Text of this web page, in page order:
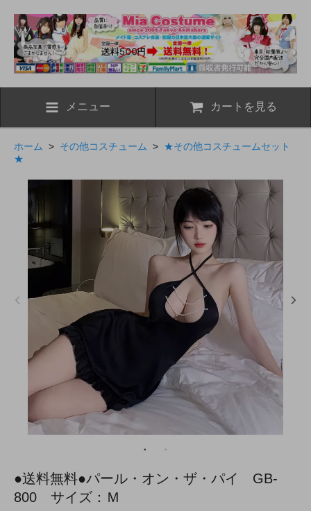
メニュー カートを見る
ホーム > その他コスチューム > ★その他コスチュームセット
★
●送料無料●パール・オン・ザ・パイ GB-
800 サイズ：Ｍ